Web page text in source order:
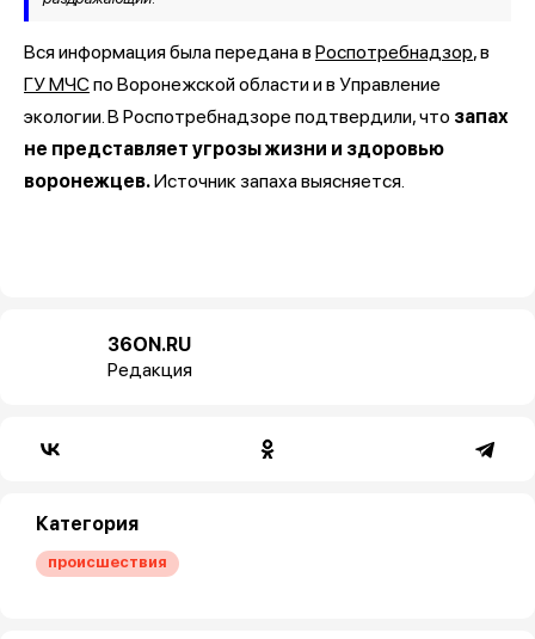
Вся информация была передана в Роспотребнадзор, в
ГУ МЧСпо Воронежской области и в Управление
экологии. В Роспотребнадзоре подтвердили, что запах
не представляет угрозы жизни и здоровью
воронежцев.Источник запаха выясняется.
36ON.RU
Редакция
Категория
происшествия